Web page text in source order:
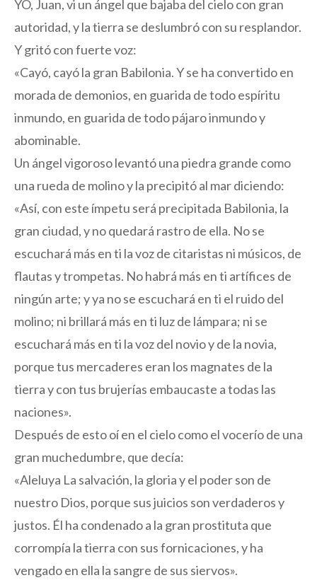
YO, Juan, vi un ángel que bajaba del cielo con gran
autoridad, y la tierra se deslumbró con su resplandor.
Y gritó con fuerte voz:
«Cayó, cayó la gran Babilonia. Y se ha convertido en
morada de demonios, en guarida de todo espíritu
inmundo, en guarida de todo pájaro inmundo y
abominable.
Un ángel vigoroso levantó una piedra grande como
una rueda de molino y la precipitó al mar diciendo:
«Así, con este ímpetu será precipitada Babilonia, la
gran ciudad, y no quedará rastro de ella. No se
escuchará más en ti la voz de citaristas ni músicos, de
flautas y trompetas. No habrá más en ti artífices de
ningún arte; y ya no se escuchará en ti el ruido del
molino; ni brillará más en ti luz de lámpara; ni se
escuchará más en ti la voz del novio y de la novia,
porque tus mercaderes eran los magnates de la
tierra y con tus brujerías embaucaste a todas las
naciones».
Después de esto oí en el cielo como el vocerío de una
gran muchedumbre, que decía:
«Aleluya La salvación, la gloria y el poder son de
nuestro Dios, porque sus juicios son verdaderos y
justos. Él ha condenado a la gran prostituta que
corrompía la tierra con sus fornicaciones, y ha
vengado en ella la sangre de sus siervos».